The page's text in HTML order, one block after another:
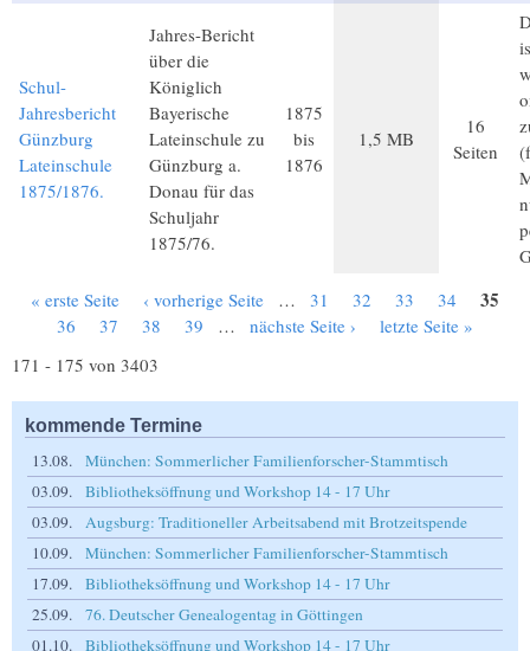
Schul-
Jahresbericht
Günzburg
Lateinschule
1875/1876.
Jahres-Bericht
über die
Königlich
Bayerische
Lateinschule zu
Günzburg a.
Donau für das
Schuljahr
1875/76.
1875
bis
1876
1,5 MB
16
Seiten
Seiten
« erste Seite ‹ vorherige Seite … 31 32 33 34 35
36 37 38 39 … nächste Seite ›
letzte Seite »
171 - 175 von 3403
kommende Termine
13.08.
München: Sommerlicher Familienforscher-Stammtisch
03.09.
Bibliotheksöffnung und Workshop 14 - 17 Uhr
03.09.
Augsburg: Traditioneller Arbeitsabend mit Brotzeitspende
10.09.
München: Sommerlicher Familienforscher-Stammtisch
17.09.
Bibliotheksöffnung und Workshop 14 - 17 Uhr
25.09.
76. Deutscher Genealogentag in Göttingen
01.10.
Bibliotheksöffnung und Workshop 14 - 17 Uhr